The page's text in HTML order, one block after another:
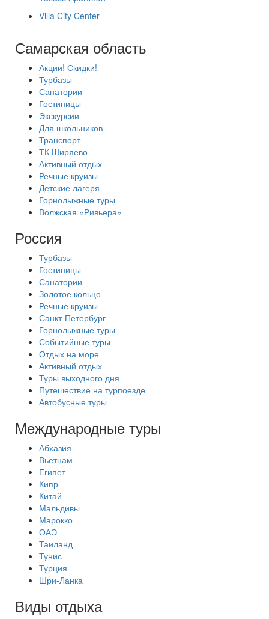
Villa City Center
Самарская область
Акции! Скидки!
Турбазы
Санатории
Гостиницы
Экскурсии
Для школьников
Транспорт
ТК Ширяево
Активный отдых
Речные круизы
Детские лагеря
Горнолыжные туры
Волжская «Ривьера»
Россия
Турбазы
Гостиницы
Санатории
Золотое кольцо
Речные круизы
Санкт-Петербург
Горнолыжные туры
Событийные туры
Отдых на море
Активный отдых
Туры выходного дня
Путешествие на турпоезде
Автобусные туры
Международные туры
Абхазия
Вьетнам
Египет
Кипр
Китай
Мальдивы
Марокко
ОАЭ
Таиланд
Тунис
Турция
Шри-Ланка
Виды отдыха